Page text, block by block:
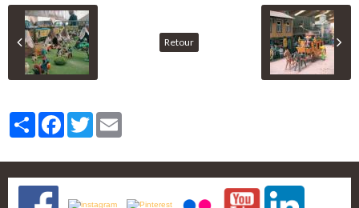
Retour
PartagerFacebook
Twitter